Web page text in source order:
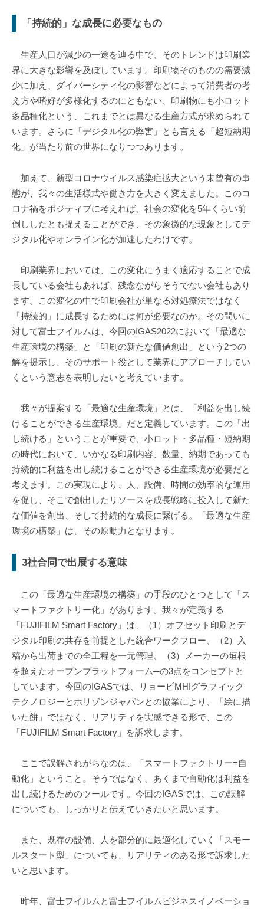
「持続的」な成長に必要なもの
生産人口が減少の一途を辿る中で、そのトレンドは印刷業
界に大きな影響を及ぼしています。印刷物そのものの需要減
少に加え、ダイバーシティ化の影響などによって消費者の考
え方や嗜好が多様化するのにともない、印刷物にも小ロット
多品種化という、これまでとは異なる生産方式が求められて
います。さらに「デジタル化の弊害」とも言える「超短納期
化」が当たり前の世界になりつつあります。
加えて、新型コロナウイルス感染症拡大という未曾有の事
態が、我々の生活様式や働き方を大きく変えました。このコ
ロナ禍をポジティブに考えれば、社会の変化を5年くらい前
倒ししたとも捉えることができ、その象徴的な現象としてデ
ジタル化やオンライン化が加速したわけです。
印刷業界においては、この変化にうまく適応することで成
長している会社もあれば、残念ながらそうでない会社もあり
ます。この変化の中で印刷会社が単なる対処療法ではなく
「持続的」に成長するためには何が必要なのか。その問いに
対して富士フイルムは、今回のIGAS2022において「最適な
生産環境の構築」と「印刷の新たな価値創出」という2つの
解を提示し、そのサポート役として業界にアプローチしてい
くという意志を表明したいと考えています。
我々が提案する「最適な生産環境」とは、「利益を出し続
けることができる生産環境」だと定義しています。この「出
し続ける」ということが重要で、小ロット・多品種・短納期
の時代において、いかなる印刷内容、数量、納期であっても
持続的に利益を出し続けることができる生産環境が必要だと
考えます。この実現により、人、設備、時間の効率的な運用
を促し、そこで創出したリソースを成長戦略に投入して新た
な価値を創出、そして持続的な成長に繋げる。「最適な生産
環境の構築」は、その原動力となります。
3社合同で出展する意味
​ この「最適な生産環境の構築」の手段のひとつとして「ス
マートファクトリー化」があります。我々が定義する
「FUJIFILM Smart Factory」は、（1）オフセット印刷とデ
ジタル印刷の共存を前提とした統合ワークフロー、（2）入
稿から出荷までの全工程を一元管理、（3）メーカーの垣根
を超えたオープンプラットフォーム─の3点をコンセプトと
しています。今回のIGASでは、リョービMHIグラフィック
テクノロジーとホリゾンジャパンとの協業により、「絵に描
いた餅」ではなく、リアリティを実感できる形で、この
「FUJIFILM Smart Factory」を訴求します。
ここで誤解されがちなのは、「スマートファクトリー=自
動化」ということ。そうではなく、あくまで自動化は利益を
出し続けるためのツールです。今回のIGASでは、この誤解
についても、しっかりと伝えていきたいと思います。
また、既存の設備、人を部分的に最適化していく「スモー
ルスタート型」についても、リアリティのある形で訴求した
いと思います。
昨年、富士フイルムと富士フイルムビジネスイノベーショ